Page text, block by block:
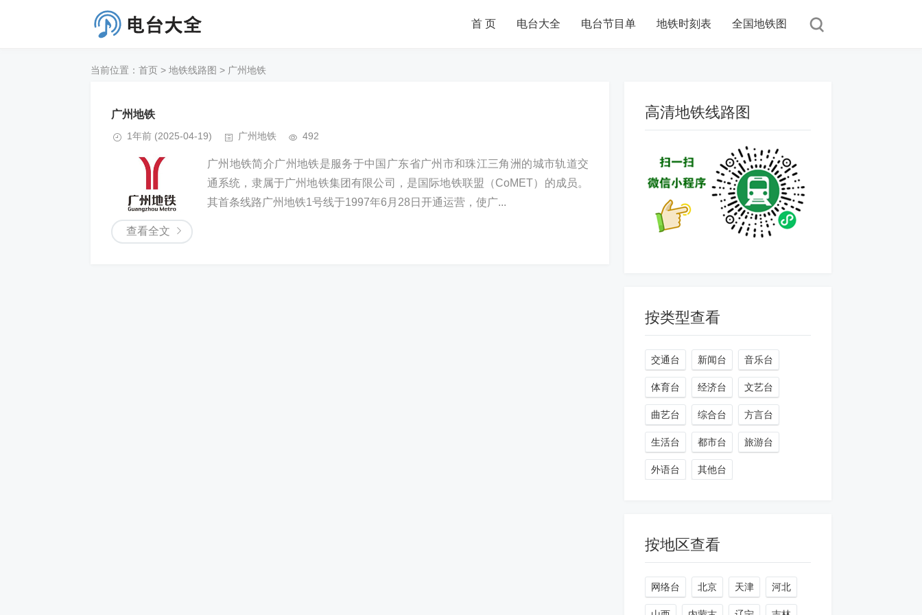
首 页 电台大全 电台节目单 地铁时刻表 全国地铁图
当前位置： 首页 > 地铁线路图 > 广州地铁
广州地铁
1年前 (2025-04-19) 广州地铁 492
广州地铁简介广州地铁是服务于中国广东省广州市和珠江三角洲的城市轨道交
通系统，隶属于广州地铁集团有限公司，是国际地铁联盟（CoMET）的成员。
其首条线路广州地铁1号线于1997年6月28日开通运营，使广...
查看全文
高清地铁线路图
按类型查看
交通台 新闻台 音乐台
体育台 经济台 文艺台
曲艺台 综合台 方言台
生活台 都市台 旅游台
外语台 其他台
按地区查看
网络台 北京 天津 河北